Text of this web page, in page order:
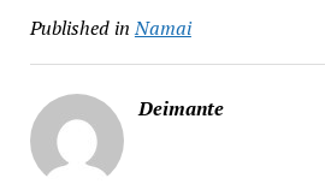
Published in Namai
Deimante